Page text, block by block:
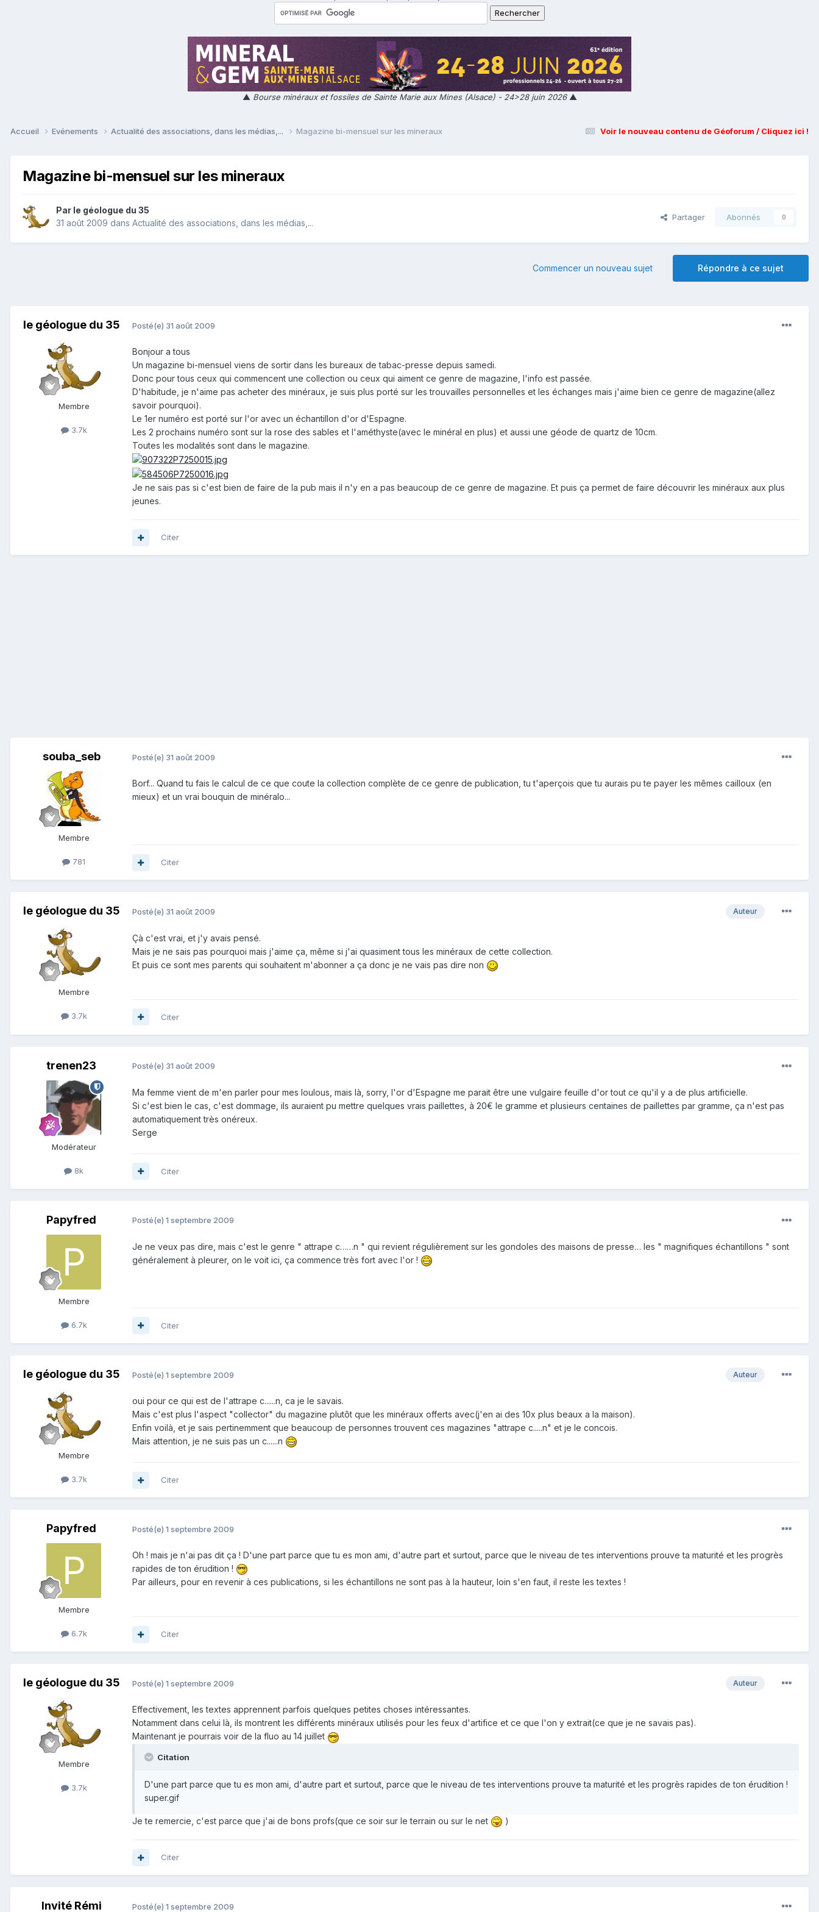
▲ Bourse minéraux et fossiles de Sainte Marie aux Mines (Alsace) - 24>28 juin 2026▲
Voir le nouveau contenu de Géoforum / Cliquez ici !
Accueil Evénements Actualité des associations, dans les médias,... Magazine bi-mensuel sur les mineraux
Magazine bi-mensuel sur les mineraux
Par le géologue du 35
31 août 2009 dans Actualité des associations, dans les médias,...
Partager Abonnés 0
Répondre à ce sujet
Commencer un nouveau sujet
le géologue du 35
Membre
3.7k
Posté(e) 31 août 2009
Bonjour a tous
Un magazine bi-mensuel viens de sortir dans les bureaux de tabac-presse depuis samedi.
Donc pour tous ceux qui commencent une collection ou ceux qui aiment ce genre de magazine, l'info est passée.
D'habitude, je n'aime pas acheter des minéraux, je suis plus porté sur les trouvailles personnelles et les échanges mais j'aime bien ce genre de magazine(allez
savoir pourquoi).
Le 1er numéro est porté sur l'or avec un échantillon d'or d'Espagne.
Les 2 prochains numéro sont sur la rose des sables et l'améthyste(avec le minéral en plus) et aussi une géode de quartz de 10cm.
Toutes les modalités sont dans le magazine.
Je ne sais pas si c'est bien de faire de la pub mais il n'y en a pas beaucoup de ce genre de magazine. Et puis ça permet de faire découvrir les minéraux aux plus
jeunes.
Citer
souba_seb
Membre
781
Posté(e) 31 août 2009
Borf... Quand tu fais le calcul de ce que coute la collection complète de ce genre de publication, tu t'aperçois que tu aurais pu te payer les mêmes cailloux (en
mieux) et un vrai bouquin de minéralo...
Citer
le géologue du 35
Membre
3.7k
Auteur
Posté(e) 31 août 2009
Çà c'est vrai, et j'y avais pensé.
Mais je ne sais pas pourquoi mais j'aime ça, même si j'ai quasiment tous les minéraux de cette collection.
Et puis ce sont mes parents qui souhaitent m'abonner a ça donc je ne vais pas dire non
Citer
trenen23
Modérateur
8k
Posté(e) 31 août 2009
Ma femme vient de m'en parler pour mes loulous, mais là, sorry, l'or d'Espagne me parait être une vulgaire feuille d'or tout ce qu'il y a de plus artificielle.
Si c'est bien le cas, c'est dommage, ils auraient pu mettre quelques vrais paillettes, à 20€ le gramme et plusieurs centaines de paillettes par gramme, ça n'est pas
automatiquement très onéreux.
Serge
Citer
Papyfred
Membre
6.7k
Posté(e) 1 septembre 2009
Je ne veux pas dire, mais c'est le genre " attrape c……n " qui revient régulièrement sur les gondoles des maisons de presse… les " magnifiques échantillons " sont
généralement à pleurer, on le voit ici, ça commence très fort avec l'or !
Citer
le géologue du 35
Membre
3.7k
Auteur
Posté(e) 1 septembre 2009
oui pour ce qui est de l'attrape c......n, ca je le savais.
Mais c'est plus l'aspect "collector" du magazine plutôt que les minéraux offerts avec(j'en ai des 10x plus beaux a la maison).
Enfin voilà, et je sais pertinemment que beaucoup de personnes trouvent ces magazines "attrape c.....n" et je le concois.
Mais attention, je ne suis pas un c......n
Citer
Papyfred
Membre
6.7k
Posté(e) 1 septembre 2009
Oh ! mais je n'ai pas dit ça ! D'une part parce que tu es mon ami, d'autre part et surtout, parce que le niveau de tes interventions prouve ta maturité et les progrès
rapides de ton érudition !
Par ailleurs, pour en revenir à ces publications, si les échantillons ne sont pas à la hauteur, loin s'en faut, il reste les textes !
Citer
le géologue du 35
Membre
3.7k
Auteur
Posté(e) 1 septembre 2009
Effectivement, les textes apprennent parfois quelques petites choses intéressantes.
Notamment dans celui là, ils montrent les différents minéraux utilisés pour les feux d'artifice et ce que l'on y extrait(ce que je ne savais pas).
Maintenant je pourrais voir de la fluo au 14 juillet
Citation
D'une part parce que tu es mon ami, d'autre part et surtout, parce que le niveau de tes interventions prouve ta maturité et les progrès rapides de ton érudition !
super.gif
Je te remercie, c'est parce que j'ai de bons profs(que ce soir sur le terrain ou sur le net )
Citer
Invité Rémi Posté(e) 1 septembre 2009